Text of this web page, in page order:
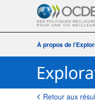
À propos de
Retour aux